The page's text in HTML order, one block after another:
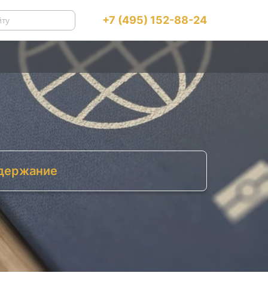
+7 (495) 152-88-24
россиянам второе гражданство
гражданство: доступная и
стратегия
получить израильский паспорт
гражданство: окно